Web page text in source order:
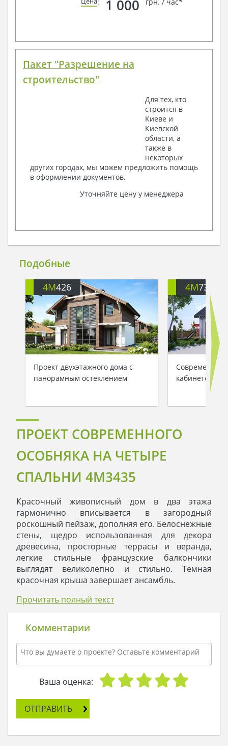
1 000
Пакет "Разрешение на
строительство"
Для тех, кто
строится в
Киеве и
Киевской
области, а
также в
некоторых
других городах, мы можем предложить помощь
в оформлении документов.
Уточняйте цену у менеджера
Подобные
4M426
Проект двухэтажного дома с
панорамным остеклением
4M734
Современный
кабинетом на
ПРОЕКТ СОВРЕМЕННОГО
ОСОБНЯКА НА ЧЕТЫРЕ
СПАЛЬНИ 4M3435
Красочный живописный дом в два этажа
гармонично вписывается в загородный
роскошный пейзаж, дополняя его. Белоснежные
стены, щедро использованная для декора
древесина, просторные террасы и веранда,
легкие стильные французские балкончики
выглядят великолепно и стильно. Темная
красочная крыша завершает ансамбль.
понравится жильцам, предпочитающим
предусмотрено достаточное количество
дополнительных помещений технического
назначения, чтобы хранить пищевые продукты,
организовать мастерскую и склад бытовой
Большая часть первого этажа занимает студия-
отделена от гостиной барной стойкой. Такая
планировка способствует полноценному отдыху
помещению. Прямо из гостиной предусмотрен
Прочитать полный текст
Комментарии
Ваша оценка:
ОТПРАВИТЬ